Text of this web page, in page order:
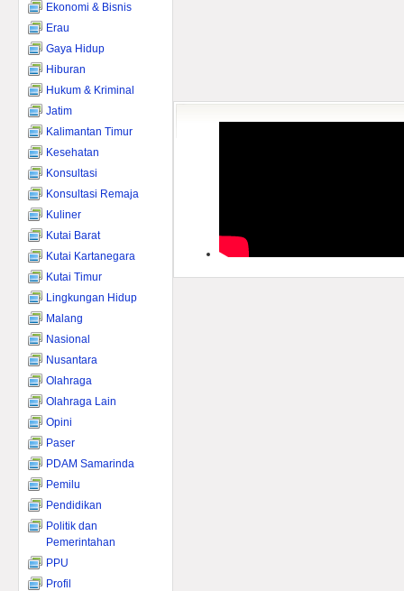
Ekonomi & Bisnis
Erau
Gaya Hidup
Hiburan
Hukum & Kriminal
Jatim
Kalimantan Timur
Kesehatan
Konsultasi
Konsultasi Remaja
Kuliner
Kutai Barat
Kutai Kartanegara
Kutai Timur
Lingkungan Hidup
Malang
Nasional
Nusantara
Olahraga
Olahraga Lain
Opini
Paser
PDAM Samarinda
Pemilu
Pendidikan
Politik dan
Pemerintahan
PPU
Profil